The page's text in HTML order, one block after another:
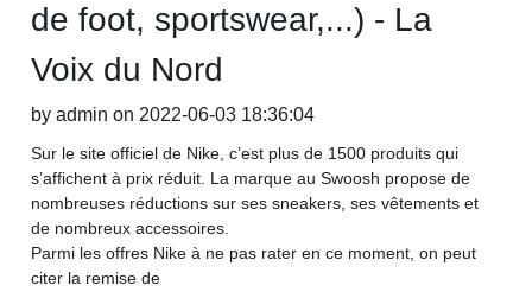
de foot, sportswear,...) - La
Voix du Nord
by admin on 2022-06-03 18:36:04
Sur le site officiel de Nike, c’est plus de 1500 produits qui
s’affichent à prix réduit. La marque au Swoosh propose de
nombreuses réductions sur ses sneakers, ses vêtements et
de nombreux accessoires.
Parmi les offres Nike à ne pas rater en ce moment, on peut
citer la remise de